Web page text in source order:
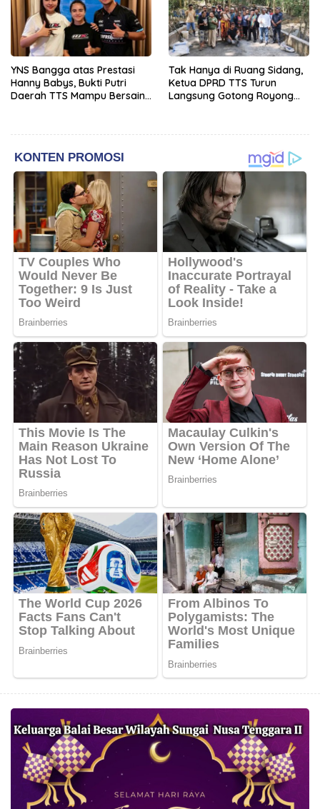
YNS Bangga atas Prestasi
Hanny Babys, Bukti Putri
Daerah TTS Mampu Bersaing
Tak Hanya di Ruang Sidang,
Ketua DPRD TTS Turun
Langsung Gotong Royong